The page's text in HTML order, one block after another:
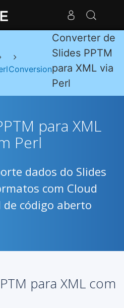
Conversion
Converter de
Slides PPTM
para XML via
Perl
para XML
Perl
dados do Slides
com Cloud
de código aberto
para XML com